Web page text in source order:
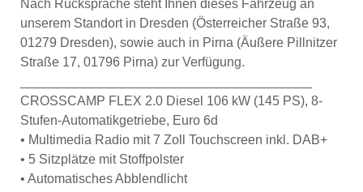
Nach Rücksprache steht Ihnen dieses Fahrzeug an
unserem Standort in Dresden (Österreicher Straße 93,
01279 Dresden), sowie auch in Pirna (Äußere Pillnitzer
Straße 17, 01796 Pirna) zur Verfügung.
CROSSCAMP FLEX 2.0 Diesel 106 kW (145 PS), 8-
Stufen-Automatikgetriebe, Euro 6d
• Multimedia Radio mit 7 Zoll Touchscreen inkl. DAB+
• 5 Sitzplätze mit Stoffpolster
• Automatisches Abblendlicht